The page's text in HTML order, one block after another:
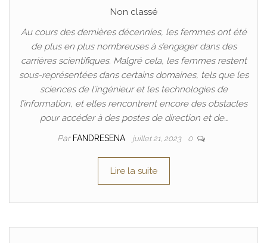
Non classé
Au cours des dernières décennies, les femmes ont été
de plus en plus nombreuses à s’engager dans des
carrières scientifiques. Malgré cela, les femmes restent
sous-représentées dans certains domaines, tels que les
sciences de l’ingénieur et les technologies de
l’information, et elles rencontrent encore des obstacles
pour accéder à des postes de direction et de…
Par FANDRESENA juillet 21, 2023 0
Lire la suite